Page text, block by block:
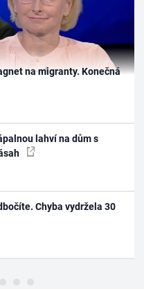
na migranty. Konečná
lahví na dům s
Chyba vydržela 30